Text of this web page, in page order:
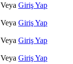
Veya Giriş Yap
Veya Giriş Yap
Veya Giriş Yap
Veya Giriş Yap